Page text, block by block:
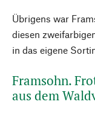
Übrigens war
diesen
in das eigene
Framsohn.
aus dem